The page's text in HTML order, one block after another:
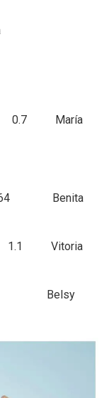
0.7 María
Benita
1.1 Vitoria
Belsy